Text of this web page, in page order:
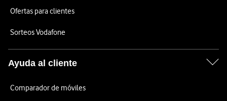
Ofertas para clientes
Sorteos Vodafone
Ayuda al cliente
Comparador de móviles